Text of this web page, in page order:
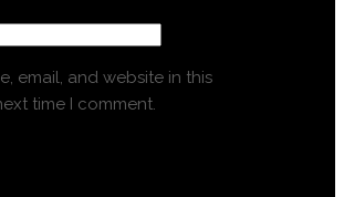
email, and website in this
time I comment.